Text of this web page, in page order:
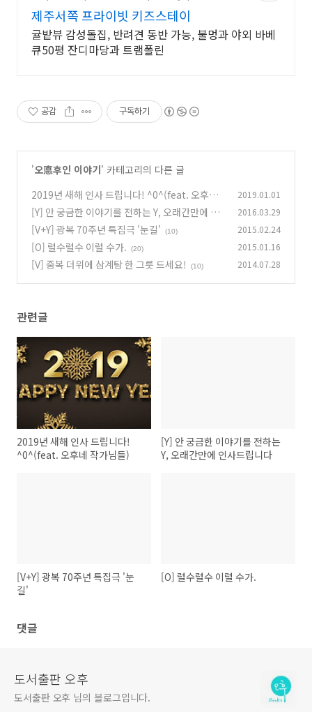
제주서쪽 프라이빗 키즈스테이
귤밭뷰 감성돌집, 반려견 동반 가능, 불멍과 야외 바베
큐50평 잔디마당과 트램폴린
공감 구독하기
'오悳후인 이야기' 카테고리의 다른 글
2019년 새해 인사 드립니다! ^0^(feat. 오후네
작가님들) (6)
2019.01.01
[Y] 안 궁금한 이야기를 전하는 Y, 오래간만에 인
사드립니다
(12)
2016.03.29
[V+Y] 광복 70주년 특집극 '눈길' (10) 2015.02.24
[O] 럴수럴수 이럴 수가. (20) 2015.01.16
[V] 중복 더위에 삼계탕 한 그릇 드세요! (10) 2014.07.28
관련글
2019년 새해 인사 드립니다!
^0^(feat. 오후네 작가님들)
[Y] 안 궁금한 이야기를 전하는
Y, 오래간만에 인사드립니다
[V+Y] 광복 70주년 특집극 '눈
길'
[O] 럴수럴수 이럴 수가.
댓글
도서출판 오후
도서출판 오후 님의 블로그입니다.